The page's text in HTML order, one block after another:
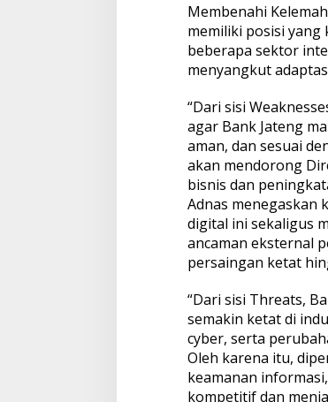
Membenahi
memiliki posisi yang
beberapa sektor
menyangkut
“Dari sisi
agar Bank Jateng
aman, dan sesuai
akan mendorong
bisnis dan
Adnas menegaskan
digital ini sekaligus
ancaman eksternal
persaingan ketat
“Dari sisi Threats,
semakin ketat di
cyber, serta
Oleh karena itu,
keamanan
kompetitif dan